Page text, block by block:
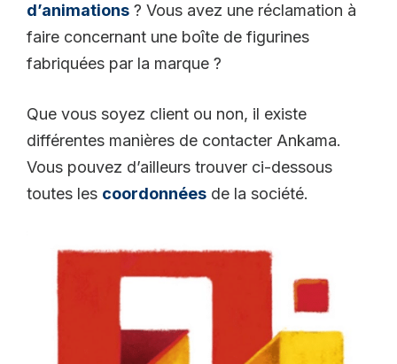
d’animations ? Vous avez une réclamation à
faire concernant une boîte de figurines
fabriquées par la marque ?
Que vous soyez client ou non, il existe
différentes manières de contacter Ankama.
Vous pouvez d’ailleurs trouver ci-dessous
toutes les coordonnées de la société.